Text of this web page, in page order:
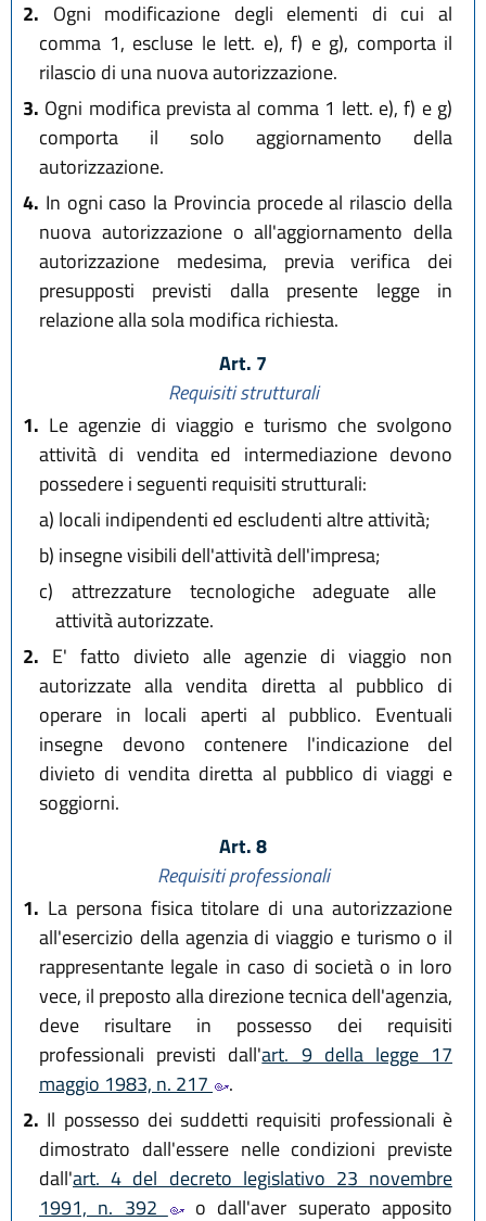
2. Ogni modificazione degli elementi di cui al
comma 1, escluse le lett. e), f) e g), comporta il
rilascio di una nuova autorizzazione.
3. Ogni modifica prevista al comma 1 lett. e), f) e g)
comporta il solo aggiornamento della
autorizzazione.
4. In ogni caso la Provincia procede al rilascio della
nuova autorizzazione o all'aggiornamento della
autorizzazione medesima, previa verifica dei
presupposti previsti dalla presente legge in
relazione alla sola modifica richiesta.
Art. 7
Requisiti strutturali
1. Le agenzie di viaggio e turismo che svolgono
attività di vendita ed intermediazione devono
possedere i seguenti requisiti strutturali:
a) locali indipendenti ed escludenti altre attività;
b) insegne visibili dell'attività dell'impresa;
c) attrezzature tecnologiche adeguate alle
attività autorizzate.
2. E' fatto divieto alle agenzie di viaggio non
autorizzate alla vendita diretta al pubblico di
operare in locali aperti al pubblico. Eventuali
insegne devono contenere l'indicazione del
divieto di vendita diretta al pubblico di viaggi e
soggiorni.
Art. 8
Requisiti professionali
1. La persona fisica titolare di una autorizzazione
all'esercizio della agenzia di viaggio e turismo o il
rappresentante legale in caso di società o in loro
vece, il preposto alla direzione tecnica dell'agenzia,
deve risultare in possesso dei requisiti
professionali previsti dall'art. 9 della legge 17
maggio 1983, n. 217
.
2. Il possesso dei suddetti requisiti professionali è
dimostrato dall'essere nelle condizioni previste
dall'art. 4 del decreto legislativo 23 novembre
1991, n. 392
o dall'aver superato apposito